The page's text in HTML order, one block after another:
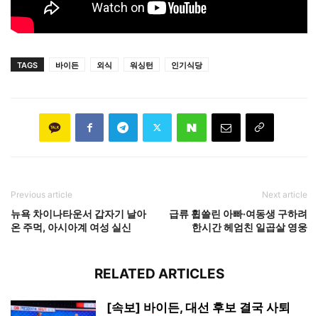
TAGS 바이든 외식 워싱턴 인기식당
Previous article
뉴욕 차이나타운서 갑자기 날아
온 주먹, 아시아계 여성 실신
Next article
급류 휩쓸린 아빠·여동생 구하려
한시간 헤엄친 일곱살 영웅
RELATED ARTICLES
[속보] 바이든, 대선 후보 결국 사퇴